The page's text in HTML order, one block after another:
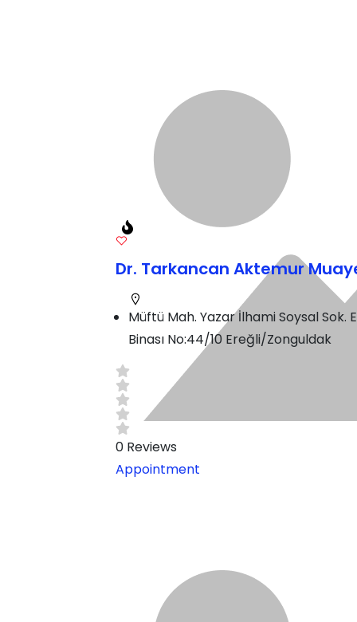
Dr. Tarkancan Aktemur
Müftü Mah. Yazar İlhami Soysal Sok.
Binası No:44/10 Ereğli/Zonguldak
0 Reviews
Appointment